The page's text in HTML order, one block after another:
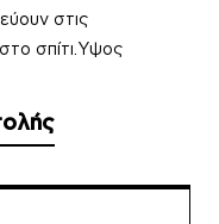
στις
σπίτι.Υψος